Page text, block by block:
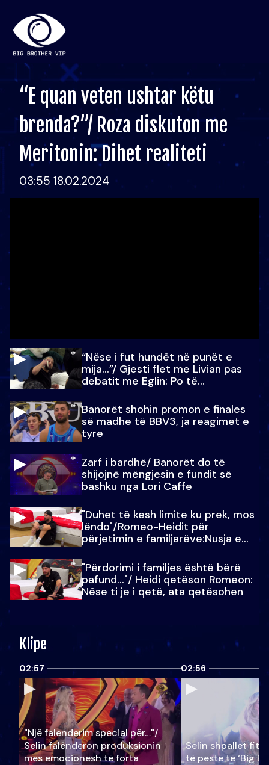
“E quan veten ushtar këtu
brenda?”/ Roza diskuton me
Meritonin: Dihet realiteti
03:55 18.02.2024
“Nëse i fut hundët në punët e
mija…”/ Gjesti flet me Livian pas
debatit me Eglin: Po të
Banorët shohin promon e finales
së madhe të BBV3, ja reagimet e
tyre
Zarf i bardhë/ Banorët do të
shijojnë mëngjesin e fundit së
bashku nga Lori Caffe
"Duhet të kesh limite ku prek, mos
lëndo"/Romeo-Heidit për
përjetimin e familjarëve:Nusja e
"Përdorimi i familjes është bërë
pafund…"/ Heidi qetëson Romeon:
Nëse ti je i qetë, ata qetësohen
Klipe
02:57
"Një falenderim special për…"/
Selin falënderon produksionin
mes emocionesh të forta
02:56
Selin shpallet
të pestë të ‘Big